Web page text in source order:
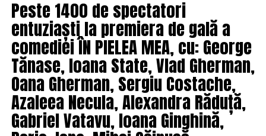
Peste 1400 de spectatori
entuziaști la premiera de gală a
comediei ÎN PIELEA MEA, cu: George
Tănase, Ioana State, Vlad Gherman,
Oana Gherman, Sergiu Costache,
Azaleea Necula, Alexandra Răduță,
Gabriel Vatavu, Ioana Ginghină,